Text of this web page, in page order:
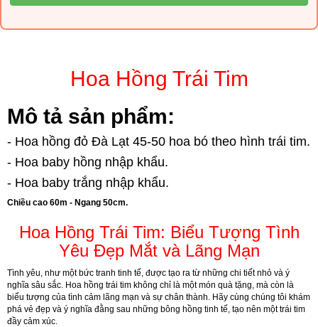
Hoa Hồng Trái Tim
Mô tả sản phẩm:
- Hoa hồng đỏ Đà Lạt 45-50 hoa bó theo hình trái tim.
- Hoa baby hồng nhập khẩu.
- Hoa baby trắng nhập khẩu.
Chiều cao 60m - Ngang 50cm.
Hoa Hồng Trái Tim: Biểu Tượng Tình
Yêu Đẹp Mắt và Lãng Mạn
Tình yêu, như một bức tranh tinh tế, được tạo ra từ những chi tiết nhỏ và ý
nghĩa sâu sắc. Hoa hồng trái tim không chỉ là một món quà tặng, mà còn là
biểu tượng của tình cảm lãng mạn và sự chân thành. Hãy cùng chúng tôi khám
phá vẻ đẹp và ý nghĩa đằng sau những bông hồng tinh tế, tạo nên một trái tim
đầy cảm xúc.